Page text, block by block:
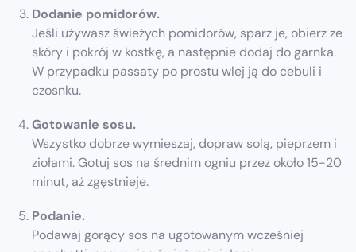
Dodanie pomidorów.
Jeśli używasz świeżych pomidorów, sparz je, obierz ze
skóry i pokrój w kostkę, a następnie dodaj do garnka.
W przypadku passaty po prostu wlej ją do cebuli i
czosnku.
Gotowanie sosu.
Wszystko dobrze wymieszaj, dopraw solą, pieprzem i
ziołami. Gotuj sos na średnim ogniu przez około 15-20
minut, aż zgęstnieje.
Podanie.
Podawaj gorący sos na ugotowanym wcześniej